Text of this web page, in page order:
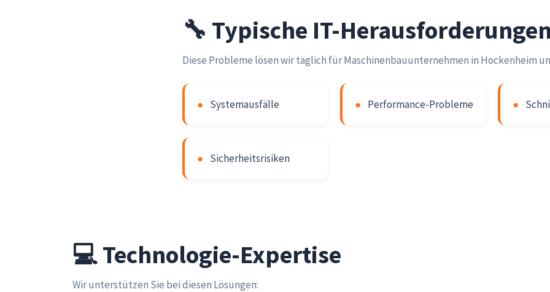
🔧 Typische IT-Herausforderungen
Diese Probleme lösen wir täglich für Maschinenbauunternehmen in Hockenheim
● Systemausfälle ● Performance-Probleme ●
● Sicherheitsrisiken
💻 Technologie-Expertise
Wir unterstützen Sie bei diesen Lösungen: